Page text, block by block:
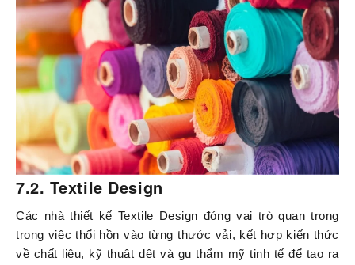
7.2. Textile Design
Các nhà thiết kế Textile Design đóng vai trò quan trọng
trong việc thổi hồn vào từng thước vải, kết hợp kiến thức
về chất liệu, kỹ thuật dệt và gu thẩm mỹ tinh tế để tạo ra